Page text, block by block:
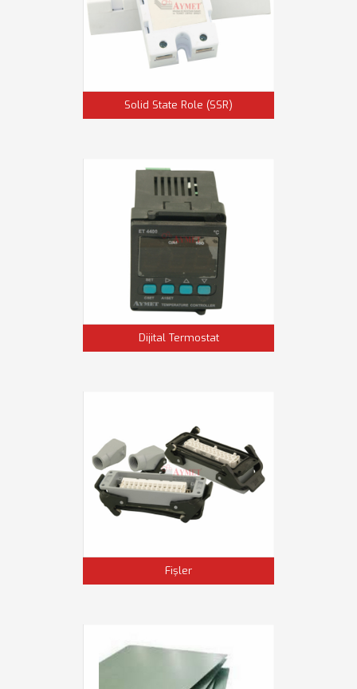
Solid State Role (SSR)
Dijital Termostat
Fişler